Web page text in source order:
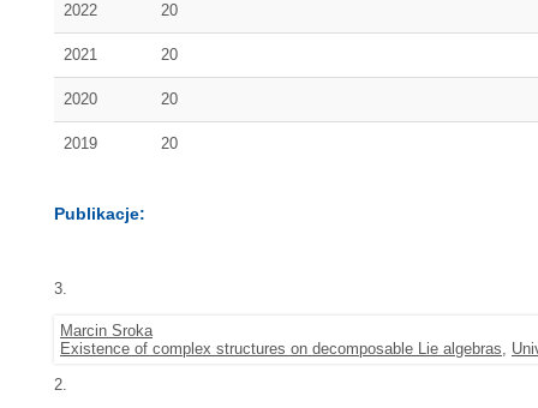
2022 20
2021 20
2020 20
2019 20
Publikacje:
3.
Marcin Sroka
Existence of complex structures on decomposable Lie algebras,
2.